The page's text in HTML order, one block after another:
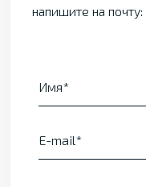
напишите на почту:
Имя
E-mail